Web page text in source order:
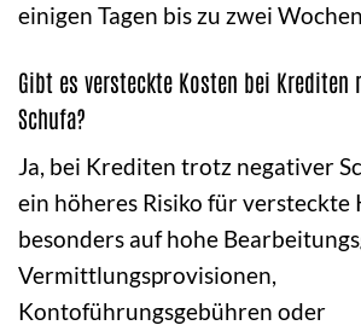
einigen Tagen bis zu zwei
Gibt es versteckte Kosten bei Krediten
Schufa?
Ja, bei Krediten trotz negativer
ein höheres Risiko für versteckte
besonders auf hohe
Vermittlungsprovisionen,
Kontoführungsgebühren oder